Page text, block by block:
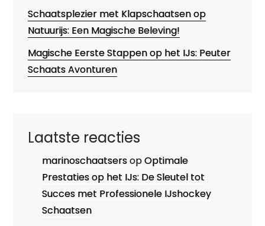
Schaatsplezier met Klapschaatsen op
Natuurijs: Een Magische Beleving!
Magische Eerste Stappen op het IJs: Peuter
Schaats Avonturen
Laatste reacties
marinoschaatsersopOptimale
Prestaties op het IJs: De Sleutel tot
Succes met Professionele IJshockey
Schaatsen